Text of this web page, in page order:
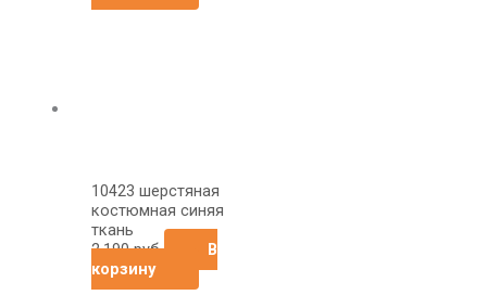
10423 шерстяная
костюмная синяя
ткань
2,190руб
В
корзину